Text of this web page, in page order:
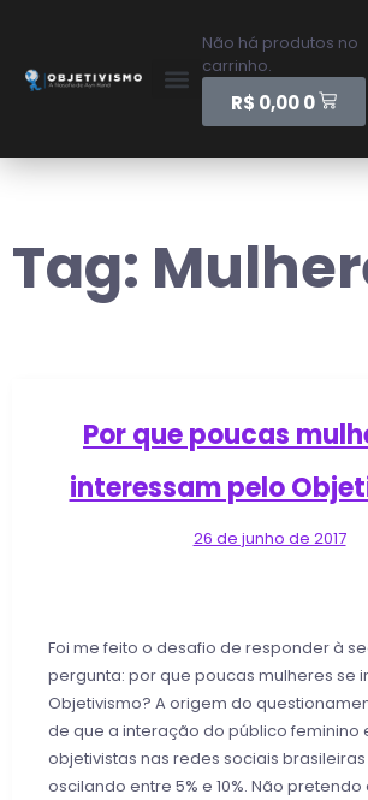
Não há produtos no
carrinho.
R$ 0,00 0
Tag:
Por que poucas
interessam pelo
26 de junho de 2017
Foi me feito o desafio de responder à
pergunta: por que poucas mulheres se
Objetivismo? A origem do
de que a interação do público feminino
objetivistas nas redes sociais
oscilando entre 5% e 10%. Não